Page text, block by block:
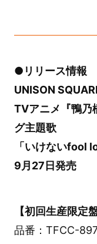
●リリース情報
UNISON
TVアニメ『鴨乃
グ主題歌
「いけないfool
9月27日発売
【初回生産限定
品番：TFCC-